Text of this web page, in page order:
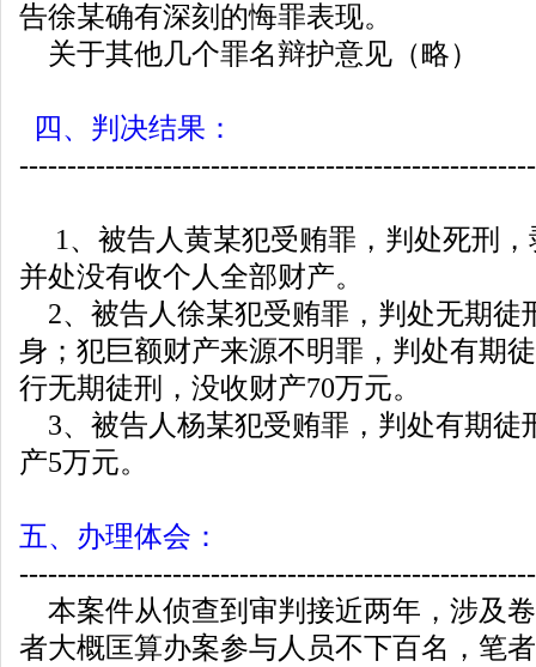
告徐某确有深刻的悔罪表现。
关于其他几个罪名辩护意见（略）
四、判决结果：
1、被告人黄某犯受贿罪，判处死刑，
并处没有收个人全部财产。
2、被告人徐某犯受贿罪，判处无期徒
身；犯巨额财产来源不明罪，判处有期
行无期徒刑，没收财产70万元。
3、被告人杨某犯受贿罪，判处有期徒
产5万元。
五、办理体会：
本案件从侦查到审判接近两年，涉及
者大概匡算办案参与人员不下百名，笔